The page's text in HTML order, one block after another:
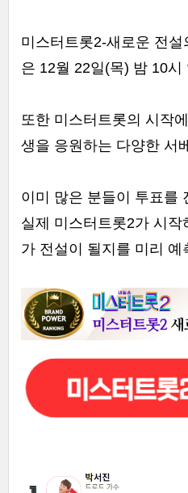
미스터트롯2-새로운 전
은 12월 22일(목) 밤 10시
또한 미스터트롯의 시작
생을 응원하는 다양한 서
이미 많은 분들이 투표를
실제 미스터트롯2가 시
가 전설이 될지를 미리